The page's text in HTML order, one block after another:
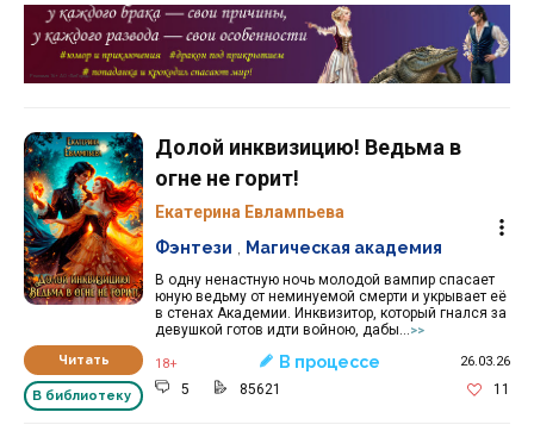
Реклама 16+ АО «ЛитГород»
Читать
В библиотеку
Долой инквизицию! Ведьма в
огне не горит!
Екатерина Евлампьева
В одну ненастную ночь молодой вампир спасает
юную ведьму от неминуемой смерти и укрывает её
в стенах Академии. Инквизитор, который гнался за
девушкой готов идти войною, дабы...
>>
Фэнтези Магическая академия
18+ В процессе 26.03.26
5 85621 11